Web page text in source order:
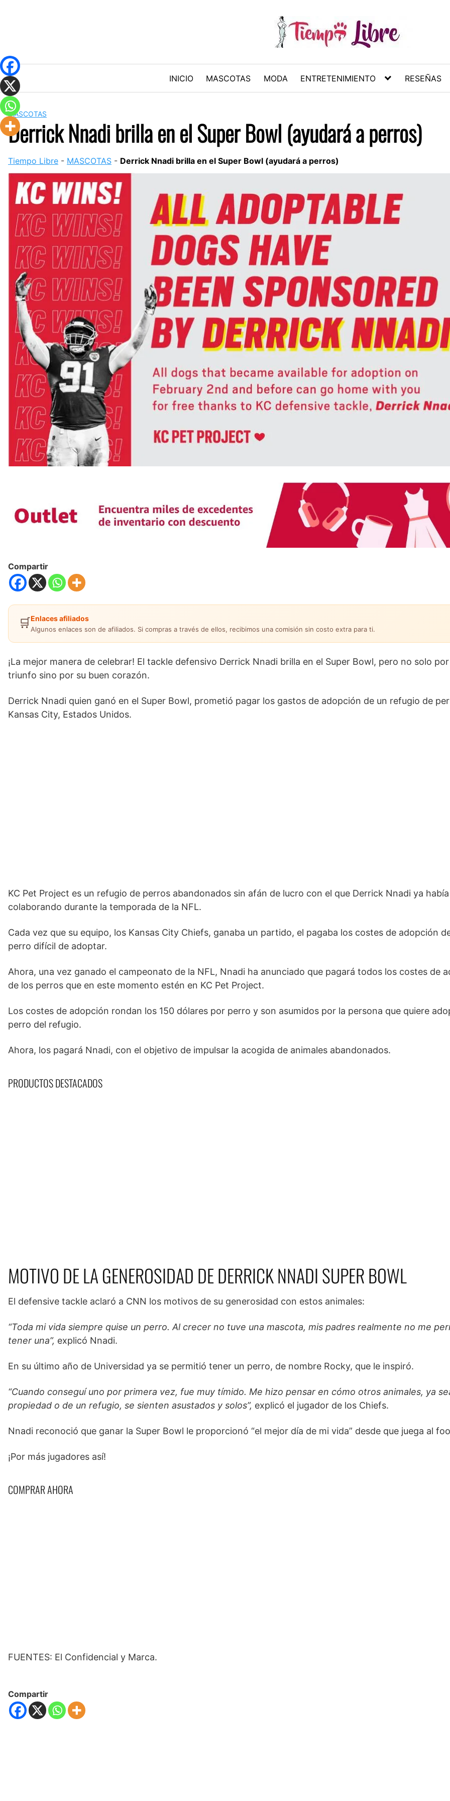
INICIO MASCOTAS MODA ENTRETENIMIENTO RESEÑAS
MASCOTAS
Derrick Nnadi brilla en el Super Bowl (ayudará a perros)
Tiempo Libre - MASCOTAS - Derrick Nnadi brilla en el Super Bowl (ayudará a perros)
Compartir
🛒Enlaces afiliados
Algunos enlaces son de afiliados. Si compras a través de ellos, recibimos una comisión sin costo extra para ti.
¡La mejor manera de celebrar! El tackle defensivo Derrick Nnadi brilla en el Super Bowl, pero no solo
triunfo sino por su buen corazón.
Derrick Nnadi quien ganó en el Super Bowl, prometió pagar los gastos de adopción de un refugio de
Kansas City, Estados Unidos.
KC Pet Project es un refugio de perros abandonados sin afán de lucro con el que Derrick Nnadi ya
colaborando durante la temporada de la NFL.
Cada vez que su equipo, los Kansas City Chiefs, ganaba un partido, el pagaba los costes de adopción
perro difícil de adoptar.
Ahora, una vez ganado el campeonato de la NFL, Nnadi ha anunciado que pagará todos los costes de
de los perros que en este momento estén en KC Pet Project.
Los costes de adopción rondan los 150 dólares por perro y son asumidos por la persona que quiere
perro del refugio.
Ahora, los pagará Nnadi, con el objetivo de impulsar la acogida de animales abandonados.
PRODUCTOS DESTACADOS
MOTIVO DE LA GENEROSIDAD DE DERRICK NNADI SUPER BOWL
El defensive tackle aclaró a CNN los motivos de su generosidad con estos animales:
“Toda mi vida siempre quise un perro. Al crecer no tuve una mascota, mis padres realmente no me
tener una”, explicó Nnadi.
En su último año de Universidad ya se permitió tener un perro, de nombre Rocky, que le inspiró.
“Cuando conseguí uno por primera vez, fue muy tímido. Me hizo pensar en cómo otros animales, ya
propiedad o de un refugio, se sienten asustados y solos”, explicó el jugador de los Chiefs.
Nnadi reconoció que ganar la Super Bowl le proporcionó “el mejor día de mi vida” desde que juega al
¡Por más jugadores así!
COMPRAR AHORA
FUENTES: El Confidencial y Marca.
Compartir